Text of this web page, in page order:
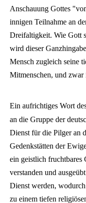
Anschauung Gottes
innigen Teilnahme an
Dreifaltigkeit. Wie Gott
wird dieser
Mensch zugleich seine
Mitmenschen, und
Ein aufrichtiges Wort
an die Gruppe der
Dienst für die Pilger an
Gedenkstätten der
ein geistlich fruchtbares
verstanden und
Dienst werden,
zu einem tiefen